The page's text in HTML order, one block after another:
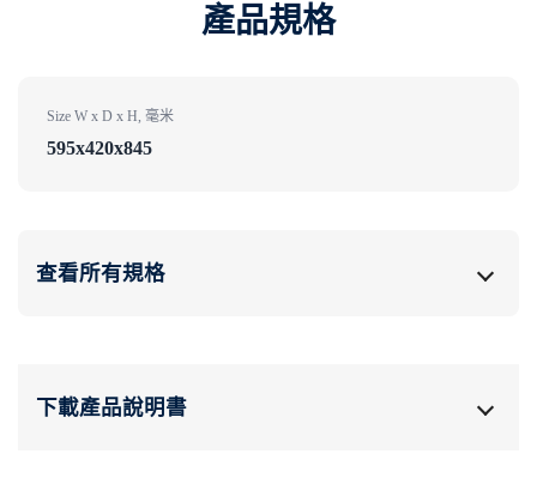
產品規格
Size W x D x H, 毫米
595x420x845
查看所有規格
下載產品說明書